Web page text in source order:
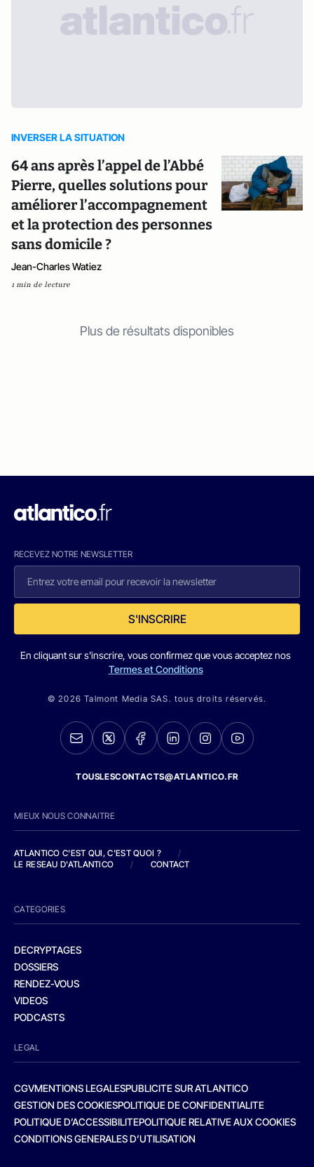
INVERSER LA SITUATION
64 ans après l’appel de l’Abbé
Pierre, quelles solutions pour
améliorer l’accompagnement
et la protection des personnes
sans domicile ?
Jean-Charles Watiez
1 min de lecture
Plus de résultats disponibles
RECEVEZ NOTRE NEWSLETTER
S'INSCRIRE
En cliquant sur s'inscrire, vous confirmez que vous acceptez nos
Termes et Conditions
© 2026 Talmont Media SAS. tous droits réservés.
TOUSLESCONTACTS@ATLANTICO.FR
MIEUX NOUS CONNAITRE
ATLANTICO C'EST QUI, C'EST QUOI ?
/
LE RESEAU D'ATLANTICO
/ CONTACT
CATEGORIES
DECRYPTAGES
DOSSIERS
RENDEZ-VOUS
VIDEOS
PODCASTS
LEGAL
CGVMENTIONS LEGALESPUBLICITE SUR ATLANTICO
GESTION DES COOKIESPOLITIQUE DE CONFIDENTIALITE
POLITIQUE D’ACCESSIBILITEPOLITIQUE RELATIVE AUX COOKIES
CONDITIONS GENERALES D’UTILISATION